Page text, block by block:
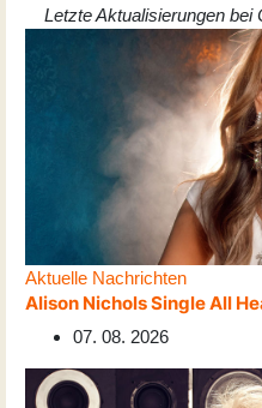
Letzte Aktualisierungen bei
Aktuelle Nachrichten
Alison Nichols Single All
07. 08. 2026